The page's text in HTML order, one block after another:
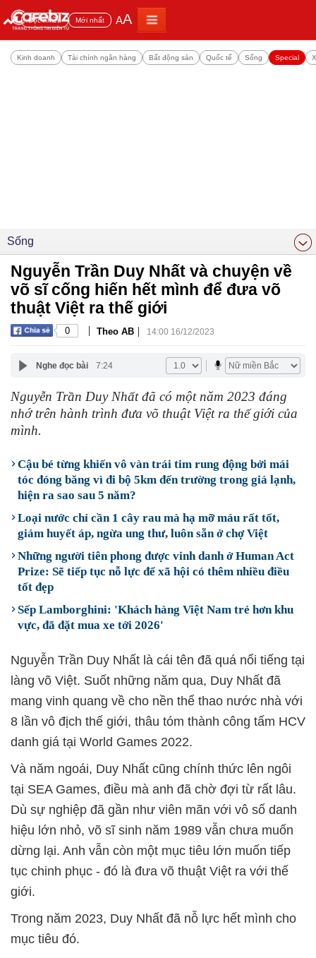
Đọc nhiều Mới nhất AA
Kinh doanh Tài chính ngân hàng Bất động sản Quốc tế Sống Special
Sống
Nguyễn Trần Duy Nhất và chuyện về
võ sĩ cống hiến hết mình để đưa võ
thuật Việt ra thế giới
0 | Theo AB | 14:00 16/12/2023
Nghe đọc bài 7:24
Nguyễn Trần Duy Nhất đã có một năm 2023 đáng
nhớ trên hành trình đưa võ thuật Việt ra thế giới của
mình.
Cậu bé từng khiến vô vàn trái tim rung động bởi mái
tóc đóng băng vì đi bộ 5km đến trường trong giá lạnh,
hiện ra sao sau 5 năm?
Loại nước chỉ cần 1 cây rau mà hạ mỡ máu rất tốt,
giảm huyết áp, ngừa ung thư, luôn sẵn ở chợ Việt
Những người tiên phong được vinh danh ở Human Act
Prize: Sẽ tiếp tục nỗ lực để xã hội có thêm nhiều điều
tốt đẹp
Sếp Lamborghini: 'Khách hàng Việt Nam trẻ hơn khu
vực, đã đặt mua xe tới 2026'
Nguyễn Trần Duy Nhất là cái tên đã quá nổi tiếng tại
làng võ Việt. Suốt những năm qua, Duy Nhất đã
mang vinh quang về cho nền thể thao nước nhà với
8 lần vô địch thế giới, thâu tóm thành công tấm HCV
danh giá tại World Games 2022.
Và năm ngoái, Duy Nhất cũng chính thức lên ngôi
tại SEA Games, điều mà anh đã chờ đợi từ rất lâu.
Dù sự nghiệp đã gần như viên mãn với vô số danh
hiệu lớn nhỏ, võ sĩ sinh năm 1989 vẫn chưa muốn
dừng lại. Anh vẫn còn một mục tiêu lớn muốn tiếp
tục chinh phục - đó là đưa võ thuật Việt ra với thế
giới.
Trong năm 2023, Duy Nhất đã nỗ lực hết mình cho
mục tiêu đó.